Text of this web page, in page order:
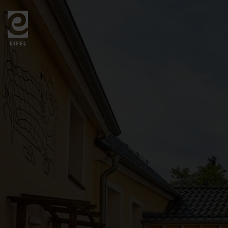
Zurück
zur
Startseite